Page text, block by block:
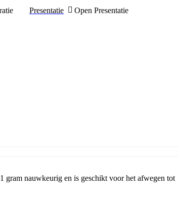
Presentatie Open Presentatie
gram nauwkeurig en is geschikt voor het afwegen tot